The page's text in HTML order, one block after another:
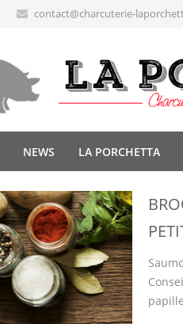
contact@charcuterie-
NEWS LA PORCHETTA